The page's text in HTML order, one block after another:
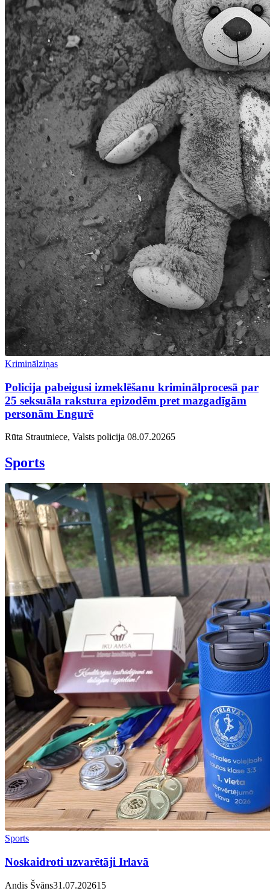
Kriminālziņas
Policija pabeigusi izmeklēšanu kriminālprocesā par
25 seksuāla rakstura epizodēm pret mazgadīgām
personām Engurē
Rūta Strautniece, Valsts policija 08.07.20265
Sports
Sports
Noskaidroti uzvarētāji Irlavā
Andis Švāns31.07.20261 5